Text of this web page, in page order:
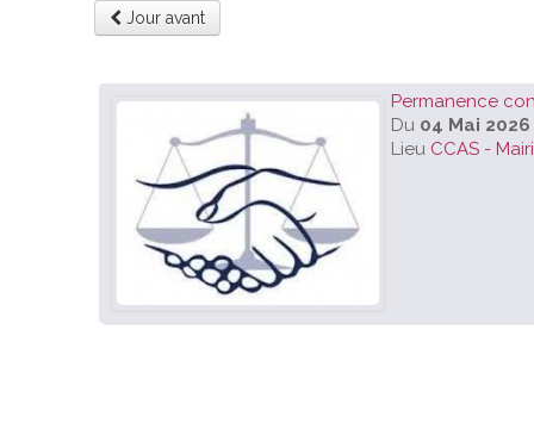
Jour avant
Permanence
Du 04 Mai 2026
Lieu CCAS -